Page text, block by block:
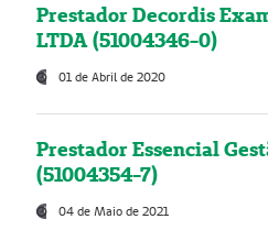
Prestador Decordis
LTDA (51004346-0)
01 de Abril de 2020
Prestador Essencial
(51004354-7)
04 de Maio de 2021